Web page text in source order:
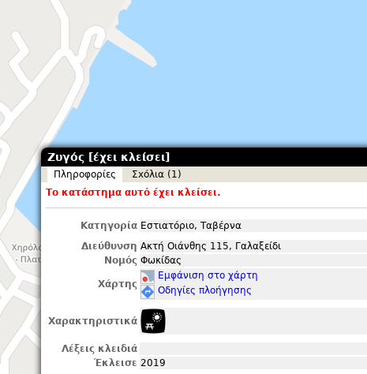
Ζυγός [έχει κλείσει]
Πληροφορίες
Σxόλια (1)
Το κατάστημα αυτό έχει κλείσει.
Κατηγορία Εστιατόριο, Ταβέρνα
Διεύθυνση Ακτή Οιάνθης 115, Γαλαξείδι
Νομός Φωκίδας
Χάρτης
Εμφάνιση στο χάρτη
Οδηγίες πλοήγησης
Χαρακτηριστικά
Λέξεις κλειδιά
Έκλεισε 2019